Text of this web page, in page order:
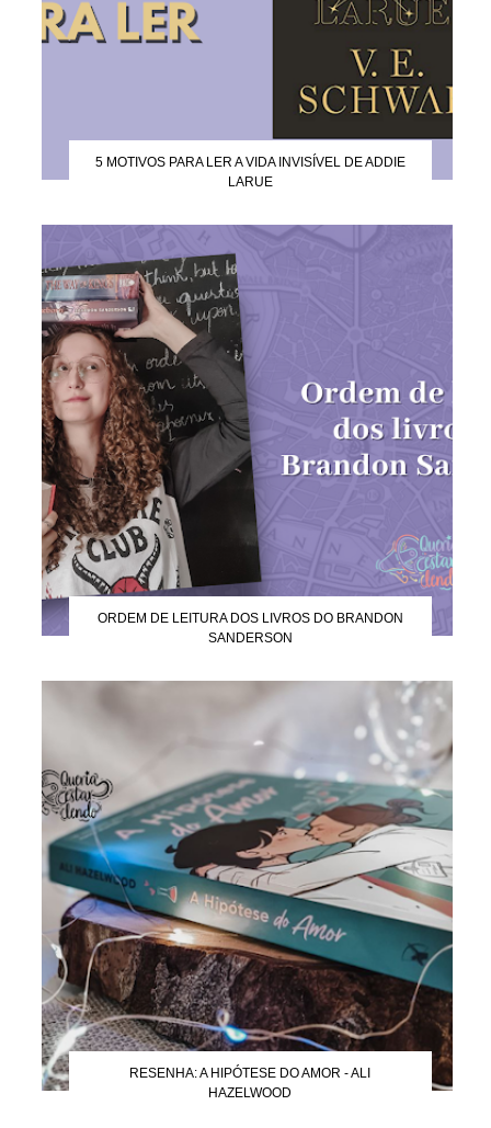
5 MOTIVOS PARA LER A VIDA INVISÍVEL DE ADDIE
LARUE
ORDEM DE LEITURA DOS LIVROS DO BRANDON
SANDERSON
RESENHA: A HIPÓTESE DO AMOR - ALI
HAZELWOOD